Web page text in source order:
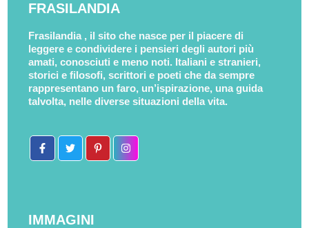
FRASILANDIA
Frasilandia , il sito che nasce per il piacere di
leggere e condividere i pensieri degli autori più
amati, conosciuti e meno noti. Italiani e stranieri,
storici e filosofi, scrittori e poeti che da sempre
rappresentano un faro, un’ispirazione, una guida
talvolta, nelle diverse situazioni della vita.
IMMAGINI